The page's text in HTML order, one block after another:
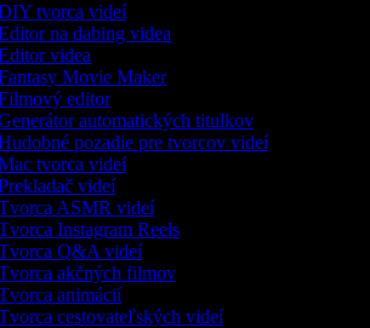
tvorca videí
na dabing videa
videa
Movie Maker
editor
automatických titulkov
pozadie pre tvorcov videí
tvorca videí
videí
ASMR videí
Instagram Reels
Q&A videí
akčných filmov
animácií
cestovateľských videí